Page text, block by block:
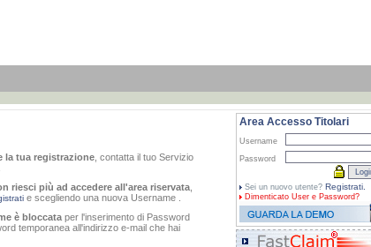
la tua registrazione, contatta il tuo Servizio
riesci più ad accedere all'area riservata,
e scegliendo una nuova Username .
è bloccataper l'inserimento di Password
temporanea all'indirizzo e-mail che hai
Area Accesso Titolari
Username
Password
Sei un nuovo utente? Registrati.
Dimenticato User e Password?